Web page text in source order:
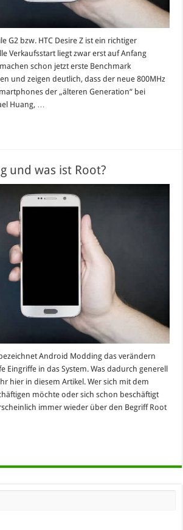
G2 bzw. HTC Desire Z ist ein richtiger
Verkaufsstart liegt zwar erst auf Anfang
schon jetzt erste Benchmark
und zeigen deutlich, dass der neue 800MHz
der „älteren Generation“ bei
Huang, …
und was ist Root?
Android Modding das verändern
Eingriffe in das System. Was dadurch generell
hier in diesem Artikel. Wer sich mit dem
möchte oder sich schon beschäftigt
immer wieder über den Begriff Root